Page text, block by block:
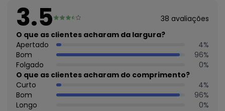
O preço apresentado abaixo é o menor oferecido em
algum dia do mês, para o menor tamanho disponível.
agosto/2026
julho/2026
junho/2026 N/D*
maio/2026 N/D*
abril/2026 N/D*
março/2026
fevereiro/2026 N/D*
3.5 38 avaliações
O que as clientes acharam da largura?
Apertado
4%
Bom
96%
Folgado
0%
O que as clientes acharam do comprimento?
Curto
4%
Bom
96%
Longo
0%